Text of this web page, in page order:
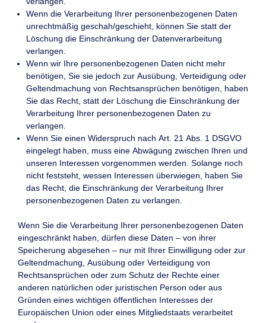
Wenn die Verarbeitung Ihrer personenbezogenen Daten
unrechtmäßig geschah/geschieht, können Sie statt der
Löschung die Einschränkung der Datenverarbeitung
verlangen.
Wenn wir Ihre personenbezogenen Daten nicht mehr
benötigen, Sie sie jedoch zur Ausübung, Verteidigung oder
Geltendmachung von Rechtsansprüchen benötigen, haben
Sie das Recht, statt der Löschung die Einschränkung der
Verarbeitung Ihrer personenbezogenen Daten zu
verlangen.
Wenn Sie einen Widerspruch nach Art. 21 Abs. 1 DSGVO
eingelegt haben, muss eine Abwägung zwischen Ihren und
unseren Interessen vorgenommen werden. Solange noch
nicht feststeht, wessen Interessen überwiegen, haben Sie
das Recht, die Einschränkung der Verarbeitung Ihrer
personenbezogenen Daten zu verlangen.
Wenn Sie die Verarbeitung Ihrer personenbezogenen Daten
eingeschränkt haben, dürfen diese Daten – von ihrer
Speicherung abgesehen – nur mit Ihrer Einwilligung oder zur
Geltendmachung, Ausübung oder Verteidigung von
Rechtsansprüchen oder zum Schutz der Rechte einer
anderen natürlichen oder juristischen Person oder aus
Gründen eines wichtigen öffentlichen Interesses der
Europäischen Union oder eines Mitgliedstaats verarbeitet